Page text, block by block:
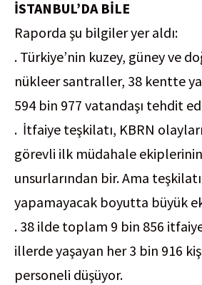
İSTANBUL’DA BİLE
Raporda şu bilgiler yer aldı:
. Türkiye’nin kuzey, güney ve
nükleer santraller, 38 kentte
594 bin 977 vatandaşı tehdit
. İtfaiye teşkilatı, KBRN
görevli ilk müdahale
unsurlarından bir. Ama
yapamayacak boyutta büyük
. 38 ilde toplam 9 bin 856
illerde yaşayan her 3 bin 916
personeli düşüyor.